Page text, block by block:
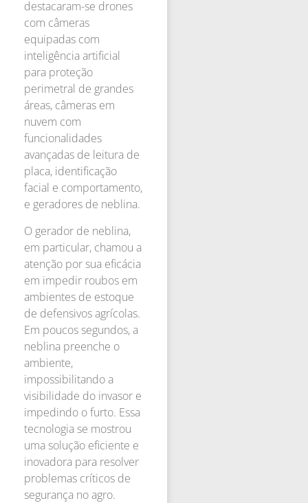
destacaram-se drones
com câmeras
equipadas com
inteligência artificial
para proteção
perimetral de grandes
áreas, câmeras em
nuvem com
funcionalidades
avançadas de leitura de
placa, identificação
facial e comportamento,
e geradores de neblina.
O gerador de neblina,
em particular, chamou a
atenção por sua eficácia
em impedir roubos em
ambientes de estoque
de defensivos agrícolas.
Em poucos segundos, a
neblina preenche o
ambiente,
impossibilitando a
visibilidade do invasor e
impedindo o furto. Essa
tecnologia se mostrou
uma solução eficiente e
inovadora para resolver
problemas críticos de
segurança no agro.